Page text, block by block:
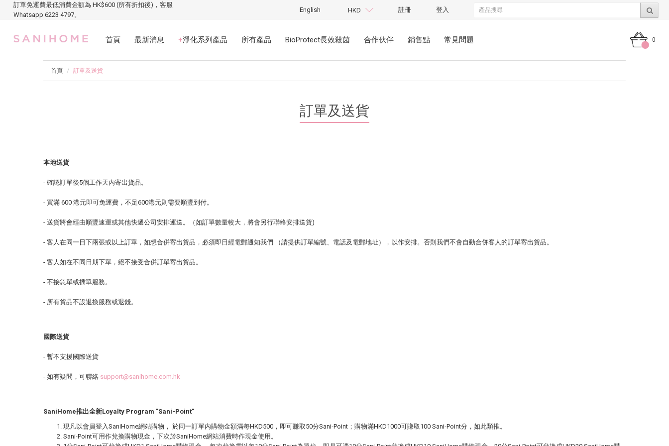
訂單免運費最低消費金額為 HK$600 (所有折扣後)，客服
Whatsapp 6223 4797。
English HKD 註冊 登入
首頁 最新消息 +淨化系列產品 所有產品 BioProtect長效殺菌 合作伙伴 銷售點 常見問題 0
首頁 訂單及送貨
訂單及送貨
本地送貨
- 確認訂單後5個工作天內寄出貨品。
- 買滿 600 港元即可免運費，不足600港元則需要順豐到付。
- 送貨將會經由順豐速運或其他快遞公司安排運送。（如訂單數量較大，將會另行聯絡安排送貨)
- 客人在同一日下兩張或以上訂單，如想合併寄出貨品，必須即日經電郵通知我們 （請提供訂單編號、電話及電郵地址），以作安排。否則我們不會自動合併客人的訂單寄出貨品。
- 客人如在不同日期下單，絕不接受合併訂單寄出貨品。
- 不接急單或插單服務。
- 所有貨品不設退換服務或退錢。
國際送貨
- 暫不支援國際送貨
- 如有疑問，可聯絡 support@sanihome.com.hk
SaniHome推出全新Loyalty Program "Sani-Point"
現凡以會員登入SaniHome網站購物， 於同一訂單內購物金額滿每HKD500，即可賺取50分Sani-Point；購物滿HKD1000可賺取100 Sani-Point分，如此類推。
Sani-Point可用作兌換購物現金，下次於SaniHome網站消費時作現金使用。